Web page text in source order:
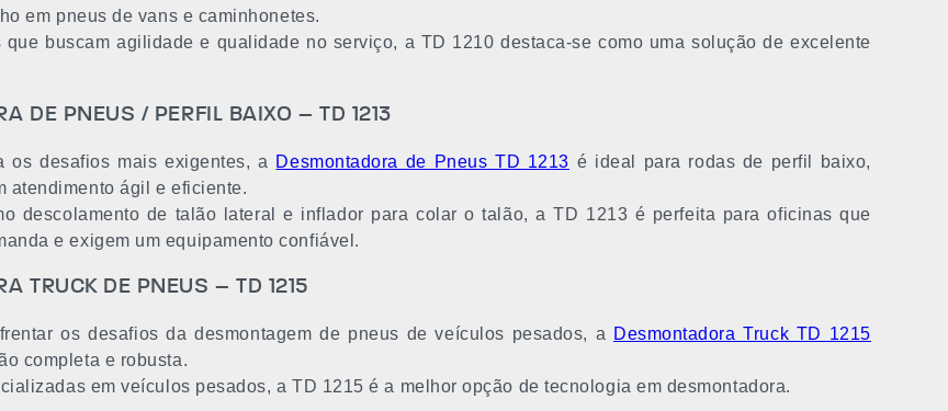
em pneus de vans e caminhonetes.
que buscam agilidade e qualidade no serviço, a TD 1210 destaca-se como uma solução de excelente
DE PNEUS / PERFIL BAIXO – TD 1213
os desafios mais exigentes, a Desmontadora de Pneus TD 1213 é ideal para rodas de perfil baixo,
atendimento ágil e eficiente.
descolamento de talão lateral e inflador para colar o talão, a TD 1213 é perfeita para oficinas que
e exigem um equipamento confiável.
TRUCK DE PNEUS – TD 1215
os desafios da desmontagem de pneus de veículos pesados, a Desmontadora Truck TD 1215
completa e robusta.
em veículos pesados, a TD 1215 é a melhor opção de tecnologia em desmontadora.